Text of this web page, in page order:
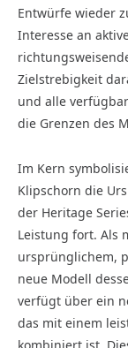
Entwürfe wieder
Interesse an
Zielstrebigkeit
und alle
die Grenzen des
Im Kern
Klipschorn die
der Heritage
Leistung fort. Als
ursprünglichem,
neue Modell
verfügt über ein
das mit einem